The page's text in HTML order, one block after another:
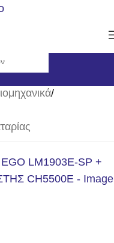
/